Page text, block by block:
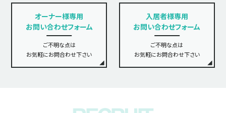
オーナー様専用
お問い合わせフォーム
ご不明な点は
お気軽にお問合わせ下さい
入居者様専用
お問い合わせフォーム
ご不明な点は
お気軽にお問合わせ下さい